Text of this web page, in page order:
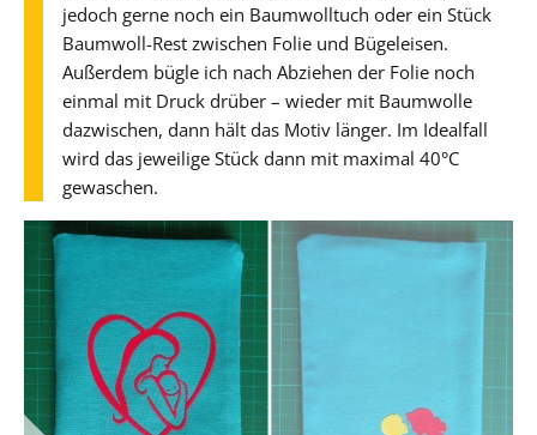
jedoch gerne noch ein Baumwolltuch oder ein Stück
Baumwoll-Rest zwischen Folie und Bügeleisen.
Außerdem bügle ich nach Abziehen der Folie noch
einmal mit Druck drüber – wieder mit Baumwolle
dazwischen, dann hält das Motiv länger. Im Idealfall
wird das jeweilige Stück dann mit maximal 40°C
gewaschen.